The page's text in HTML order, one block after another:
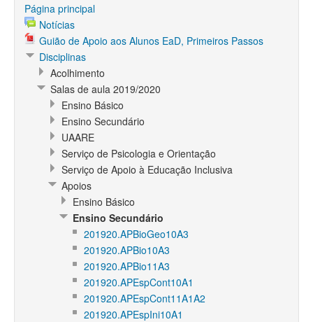
Página principal
Notícias
Guião de Apoio aos Alunos EaD, Primeiros Passos
Disciplinas
Acolhimento
Salas de aula 2019/2020
Ensino Básico
Ensino Secundário
UAARE
Serviço de Psicologia e Orientação
Serviço de Apoio à Educação Inclusiva
Apoios
Ensino Básico
Ensino Secundário
201920.APBioGeo10A3
201920.APBio10A3
201920.APBio11A3
201920.APEspCont10A1
201920.APEspCont11A1A2
201920.APEspIni10A1